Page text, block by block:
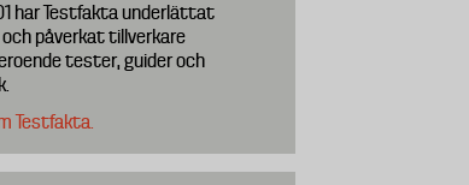
har Testfakta underlättat
påverkat tillverkare
tester, guider och
Testfakta.